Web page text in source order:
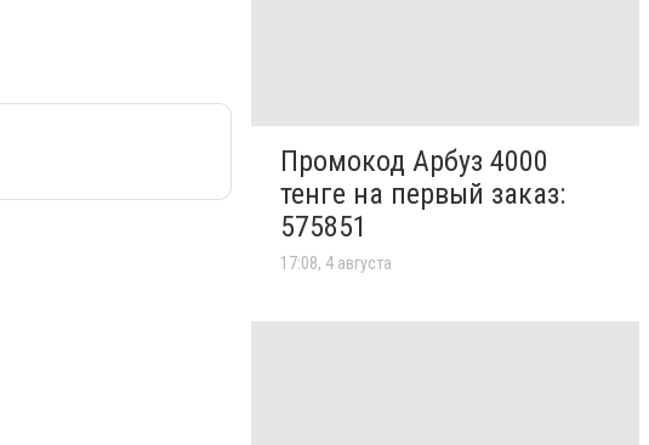
Промокод Арбуз 4000
тенге на первый заказ:
575851
17:08, 4 августа